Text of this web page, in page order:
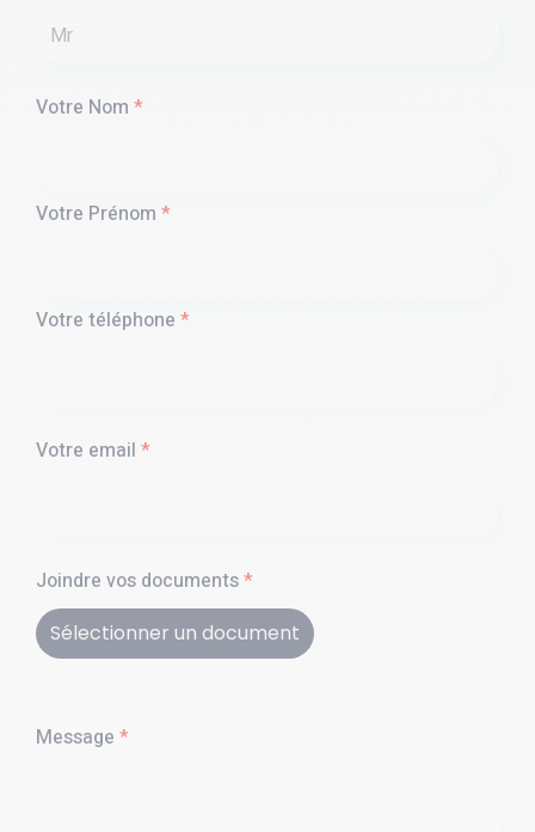
Votre Nom *
Votre Prénom *
Votre téléphone *
Votre email *
Joindre vos documents*
Sélectionner un document
Message *